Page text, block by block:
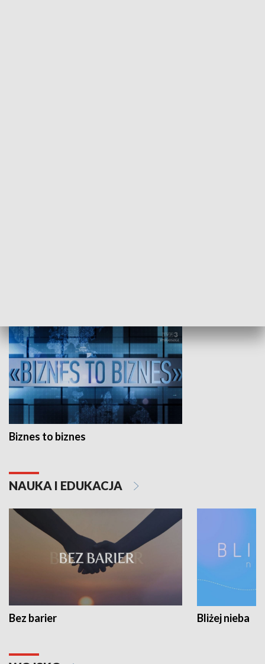
Biznes to biznes
NAUKA I EDUKACJA
Bez barier Bliżej nieba